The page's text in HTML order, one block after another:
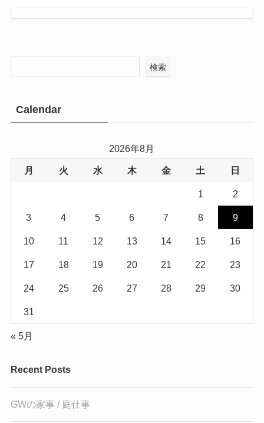
検索
Calendar
2026年8月
月 火 水 木 金 土 日
1 2
3 4 5 6 7 8 9
10 11 12 13 14 15 16
17 18 19 20 21 22 23
24 25 26 27 28 29 30
31
« 5月
Recent Posts
GWの家事 / 庭仕事